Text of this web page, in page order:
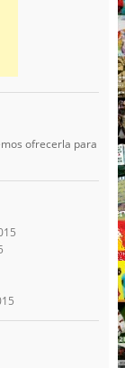
ofrecerla para